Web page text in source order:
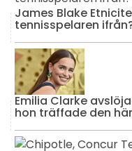
James Blake
tennisspelaren
Emilia Clarke
hon träffade den